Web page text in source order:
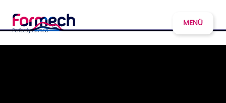
MENÜ